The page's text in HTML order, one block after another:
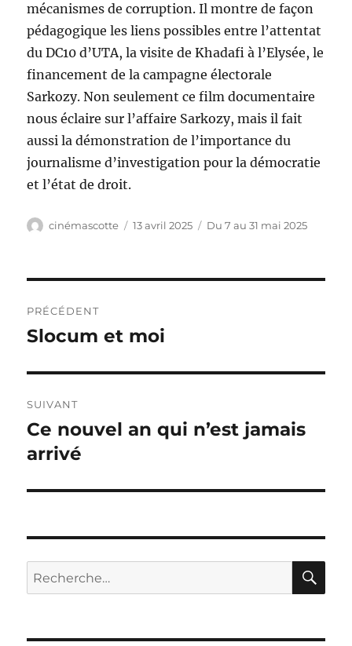
mécanismes de corruption. Il montre de façon
pédagogique les liens possibles entre l’attentat
du DC10 d’UTA, la visite de Khadafi à l’Elysée, le
financement de la campagne électorale
Sarkozy. Non seulement ce film documentaire
nous éclaire sur l’affaire Sarkozy, mais il fait
aussi la démonstration de l’importance du
journalisme d’investigation pour la démocratie
et l’état de droit.
Auteur
cinémascotte
Publié
13 avril 2025 Catégories
Du 7 au 31 mai 2025
de
PRÉCÉDENT
Publication
Slocum et moi
SUIVANT
Publication
suivante :
Ce nouvel an qui n’est jamais
arrivé
Recherche
pour :